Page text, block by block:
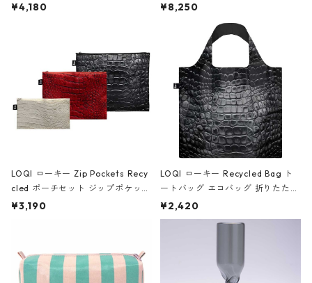
ミエ-B ショルダーバッグ グロスピ
¥4,180
ボストンバッグ ショルダーバッグ
Black ジャン=ミッシェル・バスキ
ア/クラウン ブラック
¥8,250
LOQI ローキー Zip Pockets Recy
cled ポーチセット ジップポケット
ファスナーポーチ 撥水加工 トラベ
ーガンディー、オフホワイト
¥3,190
LOQI ローキー Recycled Bag ト
ートバッグ エコバッグ 折りたたみ
大きめ 撥水加工 収納ポーチ CRO
CODILE/Black クロコダイル/ブラ
¥2,420